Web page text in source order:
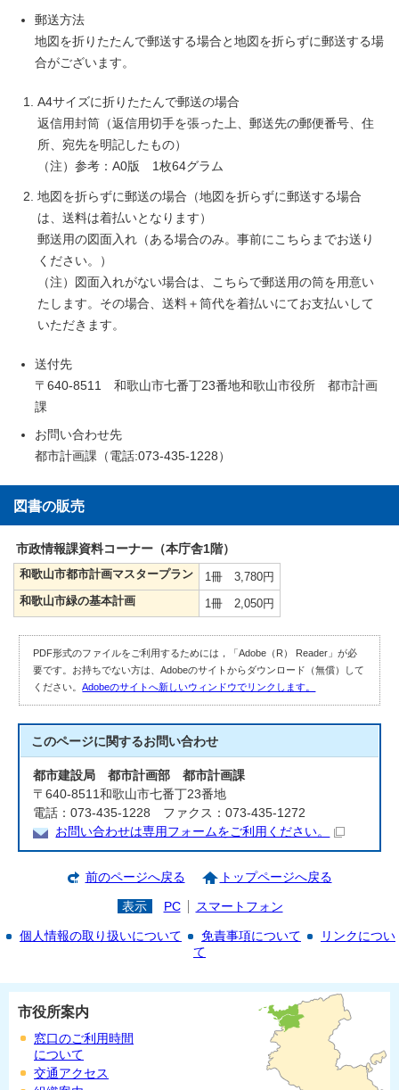
郵送方法
地図を折りたたんで郵送する場合と地図を折らずに郵送する場
合がございます。
A4サイズに折りたたんで郵送の場合
返信用封筒（返信用切手を張った上、郵送先の郵便番号、住
所、宛先を明記したもの）
（注）参考：A0版 1枚64グラム
地図を折らずに郵送の場合（地図を折らずに郵送する場合
は、送料は着払いとなります）
郵送用の図面入れ（ある場合のみ。事前にこちらまでお送り
ください。）
（注）図面入れがない場合は、こちらで郵送用の筒を用意い
たします。その場合、送料＋筒代を着払いにてお支払いして
いただきます。
送付先
〒640-8511 和歌山市七番丁23番地和歌山市役所 都市計画
課
お問い合わせ先
都市計画課（電話:073-435-1228）
図書の販売
市政情報課資料コーナー（本庁舎1階）
和歌山市都市計画マスタープラン
1冊 3,780円
和歌山市緑の基本計画
1冊 2,050円
PDF形式のファイルをご利用するためには，「Adobe（R） Reader」が必
要です。お持ちでない方は、Adobeのサイトからダウンロード（無償）して
ください。Adobeのサイトへ新しいウィンドウでリンクします。
このページに関するお問い合わせ
都市建設局 都市計画部 都市計画課
〒640-8511和歌山市七番丁23番地
電話：073-435-1228 ファクス：073-435-1272
お問い合わせは専用フォームをご利用ください。
前のページへ戻る トップページへ戻る
表示 PC スマートフォン
個人情報の取り扱いについて 免責事項について
リンクについ
て
市役所案内
窓口のご利用時間
について
交通アクセス